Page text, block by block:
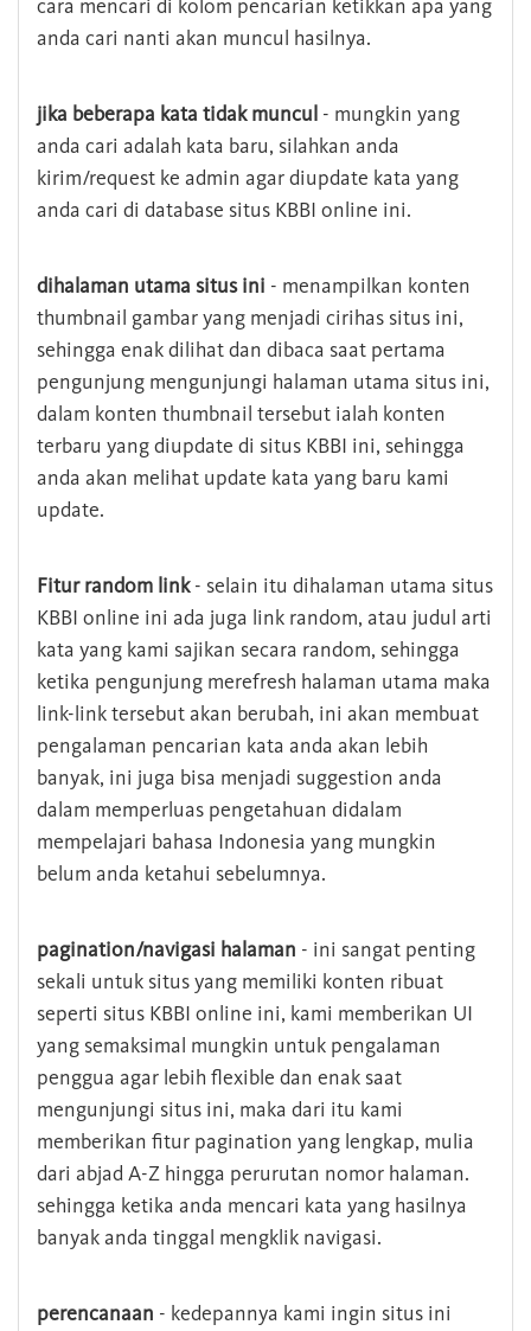
cara mencari di kolom pencarian ketikkan apa yang
anda cari nanti akan muncul hasilnya.
jika beberapa kata tidak muncul - mungkin yang
anda cari adalah kata baru, silahkan anda
kirim/request ke admin agar diupdate kata yang
anda cari di database situs KBBI online ini.
dihalaman utama situs ini - menampilkan konten
thumbnail gambar yang menjadi cirihas situs ini,
sehingga enak dilihat dan dibaca saat pertama
pengunjung mengunjungi halaman utama situs ini,
dalam konten thumbnail tersebut ialah konten
terbaru yang diupdate di situs KBBI ini, sehingga
anda akan melihat update kata yang baru kami
update.
Fitur random link- selain itu dihalaman utama situs
KBBI online ini ada juga link random, atau judul arti
kata yang kami sajikan secara random, sehingga
ketika pengunjung merefresh halaman utama maka
link-link tersebut akan berubah, ini akan membuat
pengalaman pencarian kata anda akan lebih
banyak, ini juga bisa menjadi suggestion anda
dalam memperluas pengetahuan didalam
mempelajari bahasa Indonesia yang mungkin
belum anda ketahui sebelumnya.
pagination/navigasi halaman - ini sangat penting
sekali untuk situs yang memiliki konten ribuat
seperti situs KBBI online ini, kami memberikan UI
yang semaksimal mungkin untuk pengalaman
penggua agar lebih flexible dan enak saat
mengunjungi situs ini, maka dari itu kami
memberikan fitur pagination yang lengkap, mulia
dari abjad A-Z hingga perurutan nomor halaman.
sehingga ketika anda mencari kata yang hasilnya
banyak anda tinggal mengklik navigasi.
perencanaan - kedepannya kami ingin situs ini